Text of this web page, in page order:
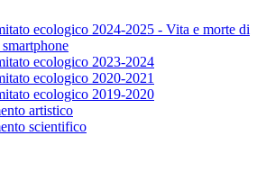
ecologico 2024-2025 - Vita e morte di
ecologico 2023-2024
ecologico 2020-2021
ecologico 2019-2020
artistico
scientifico